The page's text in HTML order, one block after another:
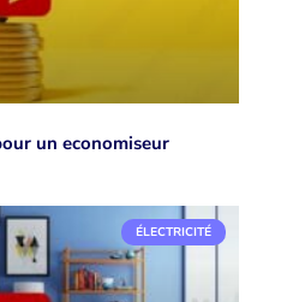
un economiseur
ÉLECTRICITÉ